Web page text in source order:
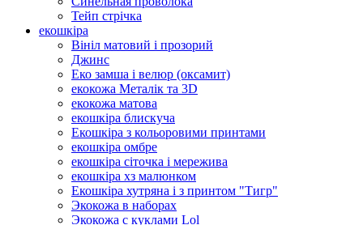
Тейп стрічка
екошкіра
Вініл матовий і прозорий
Джинс
Еко замша і велюр (оксамит)
екокожа Металік та 3D
екокожа матова
екошкіра блискуча
Екошкіра з кольоровими принтами
екошкіра омбре
екошкіра сіточка і мережива
екошкіра хз малюнком
Екошкіра хутряна і з принтом "Тигр"
Экокожа в наборах
Экокожа с куклами Lol